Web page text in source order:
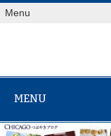
Skip
toMenu
MENU